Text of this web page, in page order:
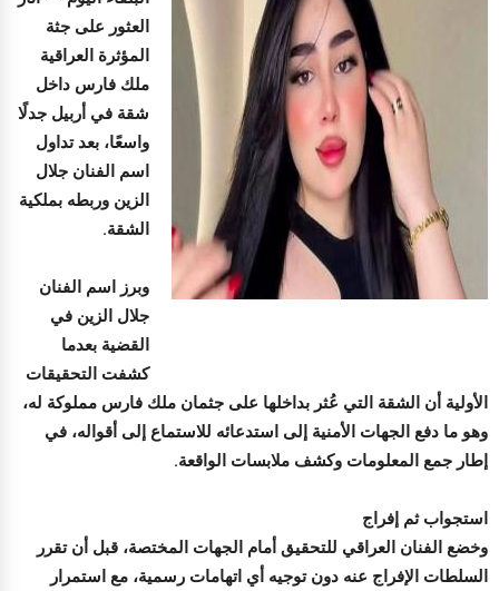
العثور على جثة
المؤثرة العراقية
ملك فارس داخل
شقة في أربيل جدلًا
واسعًا، بعد تداول
اسم الفنان جلال
الزين وربطه بملكية
الشقة.
وبرز اسم الفنان
جلال الزين في
القضية بعدما
كشفت التحقيقات
الأولية أن الشقة التي عُثر بداخلها على جثمان ملك فارس مملوكة له،
وهو ما دفع الجهات الأمنية إلى استدعائه للاستماع إلى أقواله، في
إطار جمع المعلومات وكشف ملابسات الواقعة.
استجواب ثم إفراج
وخضع الفنان العراقي للتحقيق أمام الجهات المختصة، قبل أن تقرر
السلطات الإفراج عنه دون توجيه أي اتهامات رسمية، مع استمرار